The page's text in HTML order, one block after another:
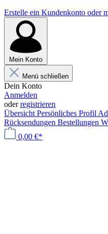
Erstelle ein Kundenkonto oder
Mein Konto
Menü schließen
Dein Konto
Anmelden
oderregistrieren
Übersicht Persönliches Profil
Rücksendungen Bestellungen
0,00 €*